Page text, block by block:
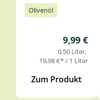
Olivenöl
9,99 €
0,50 Liter
19,98 €* / 1 Liter
Zum Produkt